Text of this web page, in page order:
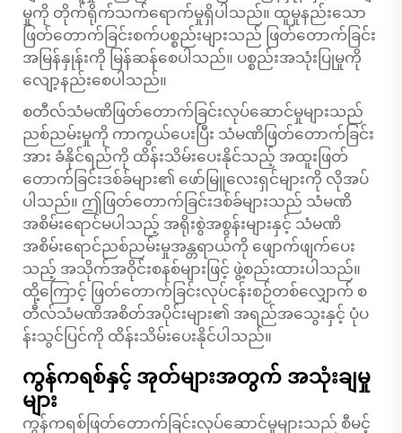
မှုကို တိုက်ရိုက်သက်ရောက်မှုရှိပါသည်။ ထူမှုနည်းသော
ဖြတ်တောက်ခြင်းစက်ပစ္စည်းများသည် ဖြတ်တောက်ခြင်း
အမြန်နှုန်းကို မြန်ဆန်စေပါသည်။ ပစ္စည်းအသုံးပြုမှုကို
လျော့နည်းစေပါသည်။
စတီလ်သံမဏိဖြတ်တောက်ခြင်းလုပ်ဆောင်မှုများသည်
ညစ်ညမ်းမှုကို ကာကွယ်ပေးပြီး သံမဏိဖြတ်တောက်ခြင်း
အား ခံနိုင်ရည်ကို ထိန်းသိမ်းပေးနိုင်သည့် အထူးဖြတ်
တောက်ခြင်းဒစ်ခ်များ၏ ဖော်မြူလေးရှင်များကို လိုအပ်
ပါသည်။ ဤဖြတ်တောက်ခြင်းဒစ်ခ်များသည် သံမဏိ
အစိမ်းရောင်မပါသည့် အရိုးစွဲအစွန်းများနှင့် သံမဏိ
အစိမ်းရောင်ညစ်ညမ်းမှုအန္တရာယ်ကို ဖျောက်ဖျက်ပေး
သည့် အသိုက်အဝိုင်းစနစ်များဖြင့် ဖွဲ့စည်းထားပါသည်။
ထို့ကြောင့် ဖြတ်တောက်ခြင်းလုပ်ငန်းစဉ်တစ်လျှောက် စ
တီလ်သံမဏိအစိတ်အပိုင်းများ၏ အရည်အသွေးနှင့် ပုံပ
န်းသွင်ပြင်ကို ထိန်းသိမ်းပေးနိုင်ပါသည်။
ကွန်ကရစ်နှင့် အုတ်များအတွက် အသုံးချမှု
များ
ကွန်ကရစ်ဖြတ်တောက်ခြင်းလုပ်ဆောင်မှုများသည် စီမင့်